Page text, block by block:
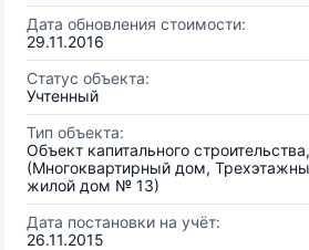
Дата обновления стоимости:
29.11.2016
Статус объекта:
Учтенный
Тип объекта:
Объект капитального
(Многоквартирный дом,
жилой дом № 13)
Дата постановки на учёт:
26.11.2015